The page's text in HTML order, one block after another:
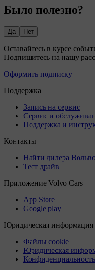
Было полезно?
Да Нет